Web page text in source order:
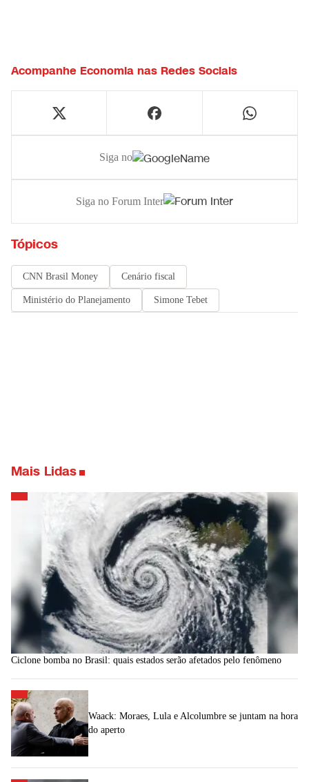
Acompanhe Economia nas Redes Sociais
Siga no
Siga no Forum Inter
Tópicos
CNN Brasil Money Cenário fiscal
Ministério do Planejamento Simone Tebet
Mais Lidas
Ciclone bomba no Brasil: quais estados serão afetados pelo fenômeno
Waack: Moraes, Lula e Alcolumbre se juntam na hora
do aperto